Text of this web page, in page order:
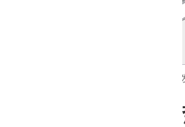
火树银花办公照明侧发
板灯